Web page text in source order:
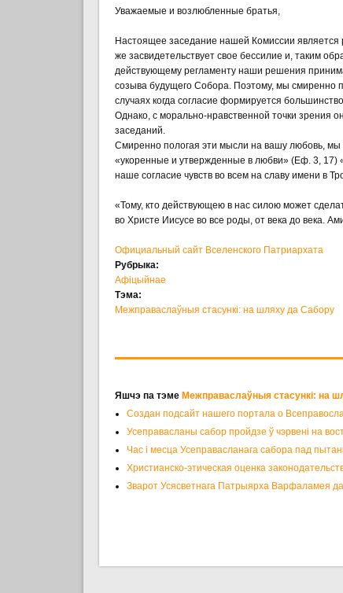
Уважаемые и возлюбленные братья,
Настоящее заседание нашей Комиссии
же засвидетельствует свое бессилие и, таким
действующему регламенту наши решения
созыва будущего Собора. Поэтому, мы смиренно
случаях когда согласие формируется
Однако, с морально-нравственной точки зрения
заседаний.
Смиренно пологая эти мысли на вашу любовь, мы
«укоренные и утвержденные в любви» (Еф. 3,
наше согласие чувств во всем на славу имени в
«Тому, кто действующею в нас силою может
во Христе Иисусе во все роды, от века до века.
Официальный сайт Вселенского Патриархата
Рубрыка:
Афіцыйнае
Тэма:
Межправаслаўныя стасункі: на шляху да Сабору
Яшчэ па тэме Межправаслаўныя стасункі: на
Создан подсайт нашего портала о
Усеправасланы сабор пройдзе ў чэрвені на
Час і месца Усеправасланага сабора пад
Христианско-этическая оценка
Зварот Усясветнага Патрыярха Варфаламея да